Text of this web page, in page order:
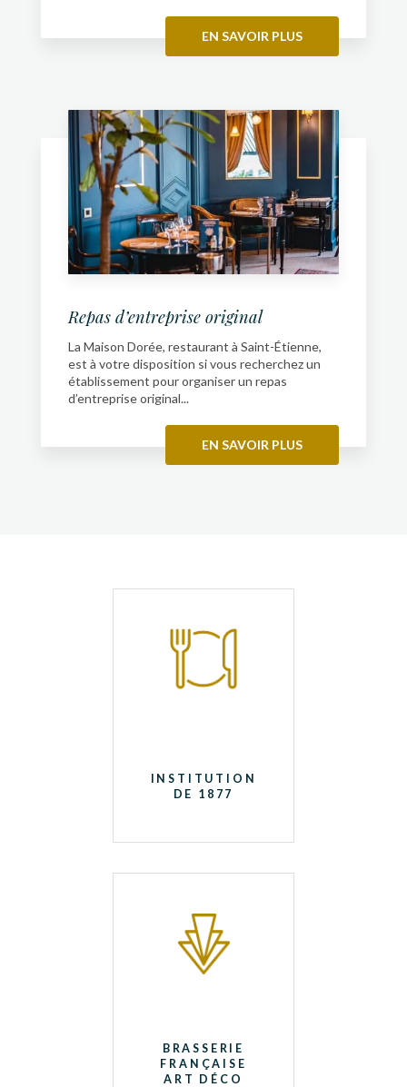
EN SAVOIR PLUS
Repas d’entreprise original
La Maison Dorée, restaurant à Saint-Étienne,
est à votre disposition si vous recherchez un
établissement pour organiser un repas
d’entreprise original...
EN SAVOIR PLUS
INSTITUTION
DE 1877
BRASSERIE
FRANÇAISE
ART DÉCO